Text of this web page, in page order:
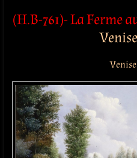
(H.B-761)- La Ferme